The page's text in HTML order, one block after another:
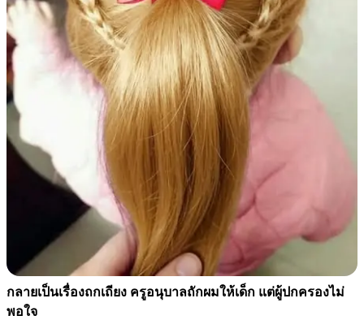
กลายเป็นเรื่องถกเถียง ครูอนุบาลถักผมให้เด็ก แต่ผู้ปกครองไม่
พอใจ